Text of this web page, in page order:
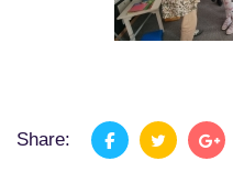
Share: